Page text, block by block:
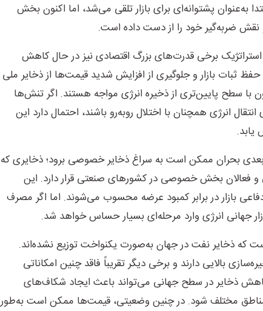
به‌عنوان پشتوانه‌ای برای بازار تلقی می‌شد، اما اکنون بخش
ضربه‌گیر خود را از دست داده است.
برخی قدرت‌های بزرگ اقتصادی نیز در حال کاهش
ثبات بازار و جلوگیری از افزایش شدید قیمت‌ها از ذخایر ملی
با سطح پایین‌تری از ذخیره انرژی مواجه هستند. اگر تنش‌ها
انرژی همچنان با اختلال روبه‌رو باشند، احتمال دارد این
بحران ممکن است به سراغ ذخایر خصوصی برود؛ ذخایری که
و فعالان بخش خصوصی در کشورهای صنعتی قرار دارد. این
بازار در برابر کمبود عرضه محسوب می‌شوند. اما اگر مصرف
جهانی انرژی وارد مرحله‌ای بسیار حساس خواهد شد.
که ذخایر نفت در جهان به‌صورت یکنواخت توزیع نشده‌اند.
بالایی دارند و برخی دیگر تقریباً فاقد چنین امکاناتی
ذخایر در سطح جهانی می‌تواند باعث ایجاد شکاف‌های
مختلف شود. در چنین وضعیتی، قیمت‌ها ممکن است به‌طور